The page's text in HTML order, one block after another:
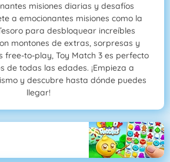
misiones diarias y desafíos
a emocionantes misiones como la
para desbloquear increíbles
montones de extras, sorpresas y
free-to-play, Toy Match 3 es perfecto
de todas las edades. ¡Empieza a
y descubre hasta dónde puedes
llegar!